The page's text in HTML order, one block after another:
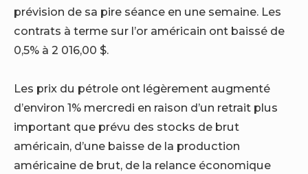
prévision de sa pire séance en une semaine. Les
contrats à terme sur l’or américain ont baissé de
0,5% à 2 016,00 $.
Les prix du pétrole ont légèrement augmenté
d’environ 1% mercredi en raison d’un retrait plus
important que prévu des stocks de brut
américain, d’une baisse de la production
américaine de brut, de la relance économique